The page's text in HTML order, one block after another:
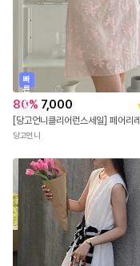
빠
른
출
발
80% 7,000
당고언니